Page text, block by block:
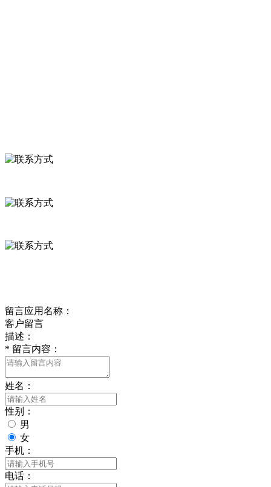
留言应用名称：
客户留言
描述：
* 留言内容：
姓名：
性别：
男
女
手机：
电话：